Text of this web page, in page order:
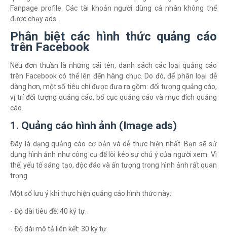
Fanpage profile. Các tài khoản người dùng cá nhân không thể
được chạy ads.
Phân biệt các hình thức quảng cáo
trên Facebook
Nếu đơn thuần là những cái tên, danh sách các loại quảng cáo
trên Facebook có thể lên đến hàng chục. Do đó, để phân loại dễ
dàng hơn, một số tiêu chí được đưa ra gồm: đối tượng quảng cáo,
vị trí đối tượng quảng cáo, bố cục quảng cáo và mục đích quảng
cáo.
1. Quảng cáo hình ảnh (Image ads)
Đây là dạng quảng cáo cơ bản và dễ thực hiện nhất. Bạn sẽ sử
dụng hình ảnh như công cụ để lôi kéo sự chú ý của người xem. Vì
thế, yếu tố sáng tạo, độc đáo và ấn tượng trong hình ảnh rất quan
trọng.
Một số lưu ý khi thực hiện quảng cáo hình thức này:
- Độ dài tiêu đề: 40 ký tự.
- Độ dài mô tả liên kết: 30 ký tự.